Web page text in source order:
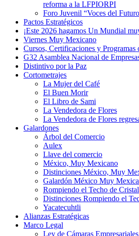
reforma a la LFPIORPI
Foro Juvenil “Voces del
Pactos Estratégicos
¡Este 2026 hagamos Un Mundial
Viernes Muy Mexicano
Cursos, Certificaciones y Programas
G32 Asamblea Nacional de
Distintivo por la Paz
Cortometrajes
La Mujer del Café
El Buen Morir
El Libro de Sami
La Vendedora de Flores
La Vendedora de Flores
Galardones
Árbol del Comercio
Aulex
Llave del comercio
México, Muy Mexicano
Distinciones México, Muy
Galardón México Muy
Rompiendo el Techo de Cristal
Distinciones Rompiendo el
Yacatecuhtli
Alianzas Estratégicas
Marco Legal
Ley de Cámaras